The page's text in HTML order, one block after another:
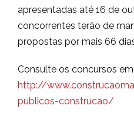
apresentadas até 16 de
concorrentes terão de
propostas por mais 66
Consulte os concursos em
http://
publicos-construcao/